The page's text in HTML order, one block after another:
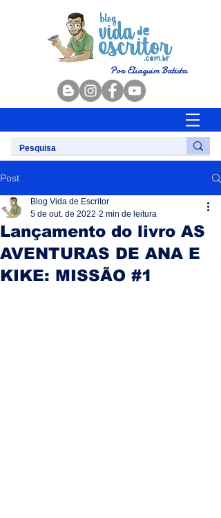
Por Eliaquim Batista
Post
Lançamento do livro AS
AVENTURAS DE ANA E
KIKE: MISSÃO #1
Blog Vida de Escritor
5 de out. de 2022 2 min de leitura